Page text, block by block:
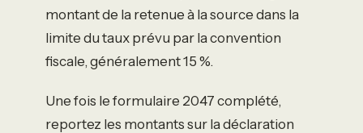
montant de la retenue à la source dans la
limite du taux prévu par la convention
fiscale, généralement 15 %.
Une fois le formulaire 2047 complété,
reportez les montants sur la déclaration